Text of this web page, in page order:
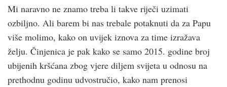
Mi naravno ne znamo treba li takve riječi uzimati
ozbiljno. Ali barem bi nas trebale potaknuti da za Papu
više molimo, kako on uvijek iznova za time izražava
želju. Činjenica je pak kako se samo 2015. godine broj
ubijenih kršćana zbog vjere diljem svijeta u odnosu na
prethodnu godinu udvostručio, kako nam prenosi